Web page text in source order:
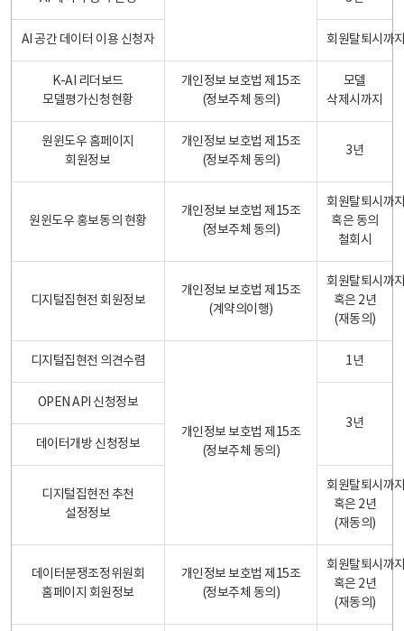
AI 공간 데이터 이용 신청자 회원탈퇴시까
K-AI 리더보드
모델평가신청현황
개인정보 보호법 제15조
(정보주체 동의)
모델
삭제시까지
원윈도우 홈페이지
회원정보
개인정보 보호법 제15조
(정보주체 동의)
3년
원윈도우 홍보동의 현황
개인정보 보호법 제15조
(정보주체 동의)
회원탈퇴시까
혹은 동의
철회시
디지털집현전 회원정보
개인정보 보호법 제15조
(계약의이행)
회원탈퇴시까
혹은 2년
(재동의)
디지털집현전 의견수렴
개인정보 보호법 제15조
(정보주체 동의)
1년
OPEN API 신청정보
3년
데이터개방 신청정보
디지털집현전 추천
설정정보
회원탈퇴시까
혹은 2년
(재동의)
데이터분쟁조정위원회
홈페이지 회원정보
개인정보 보호법 제15조
(정보주체 동의)
회원탈퇴시까
혹은 2년
(재동의)